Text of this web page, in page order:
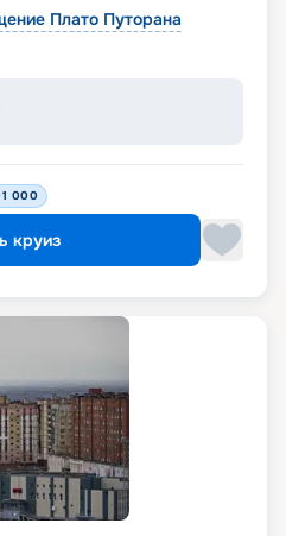
Плато Путорана
000
круиз